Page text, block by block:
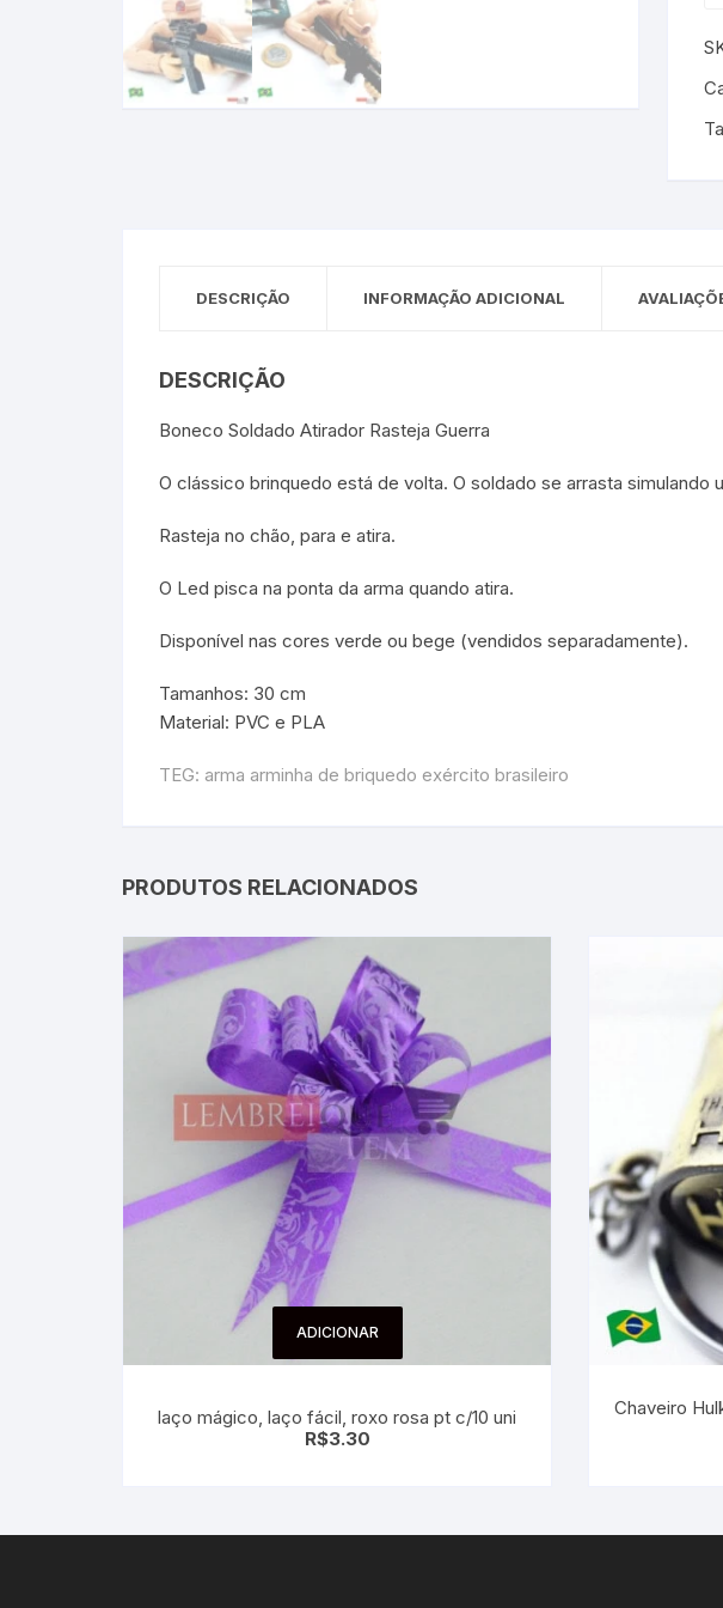
Sex Shop
Remédio
DESCRIÇÃO INFORMAÇÃO ADICIONAL
DESCRIÇÃO
Boneco Soldado Atirador Rasteja Guerra
O clássico brinquedo está de volta. O soldado se arrasta simulando
Rasteja no chão, para e atira.
O Led pisca na ponta da arma quando atira.
Disponível nas cores verde ou bege (vendidos separadamente).
Tamanhos: 30 cm
Material: PVC e PLA
TEG: arma arminha de briquedo exército brasileiro
PRODUTOS RELACIONADOS
ADICIONAR
laço mágico, laço fácil, roxo rosa pt c/10 uni
R$3.30